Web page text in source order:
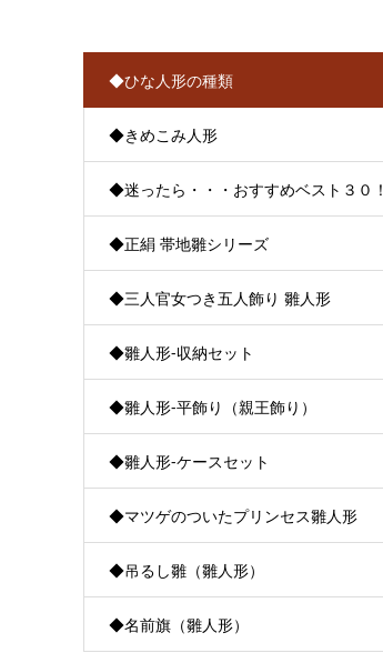
◆ひな人形の種類
◆きめこみ人形
◆迷ったら・・・おすすめベスト３０！
◆正絹 帯地雛シリーズ
◆三人官女つき五人飾り 雛人形
◆雛人形-収納セット
◆雛人形-平飾り（親王飾り）
◆雛人形-ケースセット
◆マツゲのついたプリンセス雛人形
◆吊るし雛（雛人形）
◆名前旗（雛人形）